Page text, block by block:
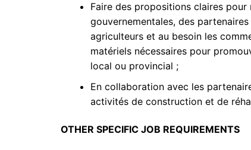
Faire des propositions claires
gouvernementales, des
agriculteurs et au besoin les
matériels nécessaires pour
local ou provincial ;
En collaboration avec les
activités de construction et de
OTHER SPECIFIC JOB REQUIREMENTS